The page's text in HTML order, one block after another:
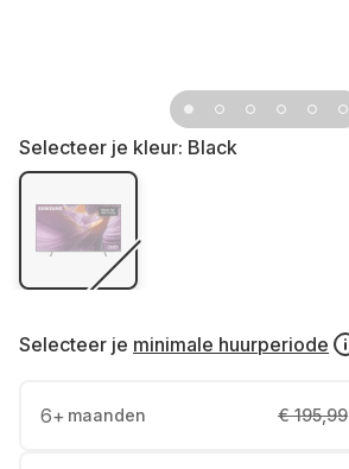
Selecteer je kleur: Black
Selecteer je minimale huurperiode
6+ maanden € 195,99